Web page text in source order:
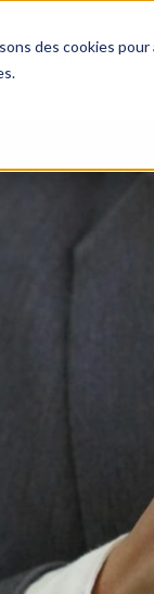
des cookies